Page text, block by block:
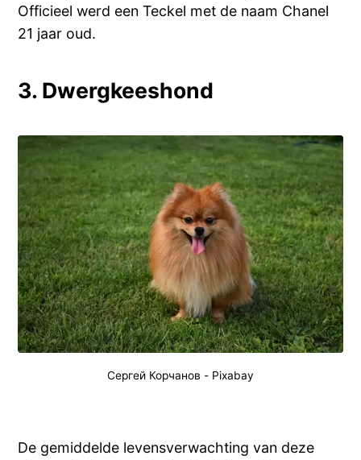
Officieel werd een Teckel met de naam Chanel
21 jaar oud.
3. Dwergkeeshond
Сергей Корчанов - Pixabay
De gemiddelde levensverwachting van deze